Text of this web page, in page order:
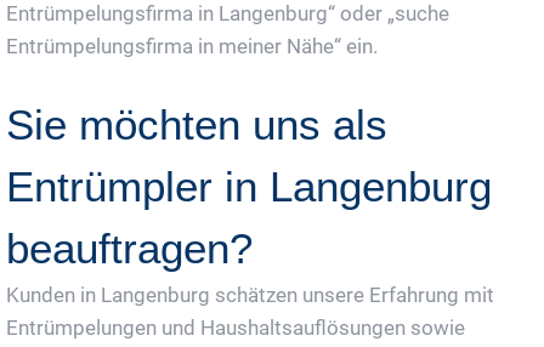
Entrümpelungsfirma in Langenburg“ oder „suche
Entrümpelungsfirma in meiner Nähe“ ein.
Sie möchten uns als
Entrümpler in Langenburg
beauftragen?
Kunden in Langenburg schätzen unsere Erfahrung mit
Entrümpelungen und Haushaltsauflösungen sowie